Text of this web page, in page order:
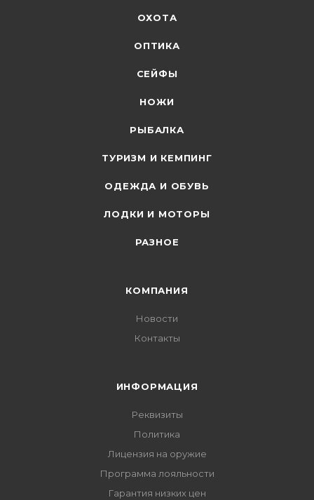
ОХОТА
ОПТИКА
СЕЙФЫ
НОЖИ
РЫБАЛКА
ТУРИЗМ И КЕМПИНГ
ОДЕЖДА И ОБУВЬ
ЛОДКИ И МОТОРЫ
РАЗНОЕ
КОМПАНИЯ
Новости
Контакты
ИНФОРМАЦИЯ
Реквизиты
Политика
Лицензия на оружие
Программа лояльности
Гарантия низких цен